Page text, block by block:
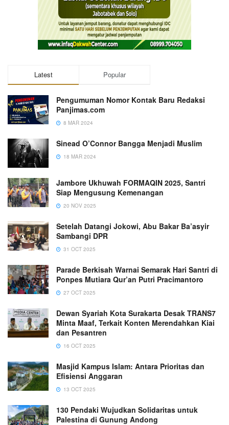
Latest Popular
Pengumuman Nomor Kontak Baru Redaksi
Panjimas.com
8 MAR 2024
Sinead O’Connor Bangga Menjadi Muslim
18 MAR 2024
Jambore Ukhuwah FORMAQIN 2025, Santri
Siap Mengusung Kemenangan
20 NOV 2025
Setelah Datangi Jokowi, Abu Bakar Ba’asyir
Sambangi DPR
31 OCT 2025
Parade Berkisah Warnai Semarak Hari Santri di
Ponpes Mutiara Qur’an Putri Pracimantoro
27 OCT 2025
Dewan Syariah Kota Surakarta Desak TRANS7
Minta Maaf, Terkait Konten Merendahkan Kiai
dan Pesantren
16 OCT 2025
Masjid Kampus Islam: Antara Prioritas dan
Efisiensi Anggaran
13 OCT 2025
130 Pendaki Wujudkan Solidaritas untuk
Palestina di Gunung Andong